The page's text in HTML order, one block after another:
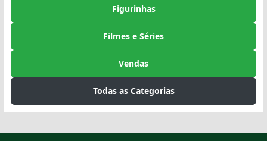
Figurinhas
Filmes e Séries
Vendas
Todas as Categorias